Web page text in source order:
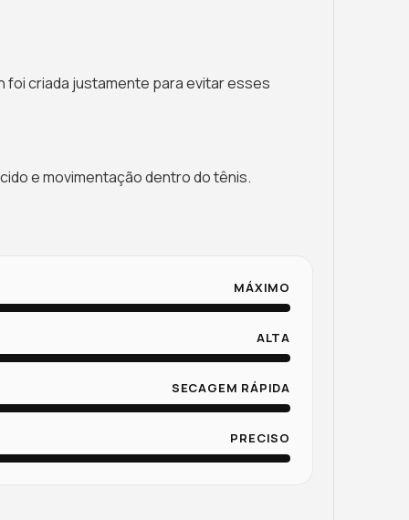
foi criada justamente para evitar esses
e movimentação dentro do tênis.
MÁXIMO
ALTA
SECAGEM RÁPIDA
PRECISO